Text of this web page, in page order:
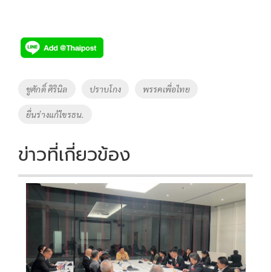
Tags
ชูศักดิ์ ศิรินิล ปราบโกง พรรคเพื่อไทย
ยื่นร่างแก้ไขรธน.
ข่าวที่เกี่ยวข้อง